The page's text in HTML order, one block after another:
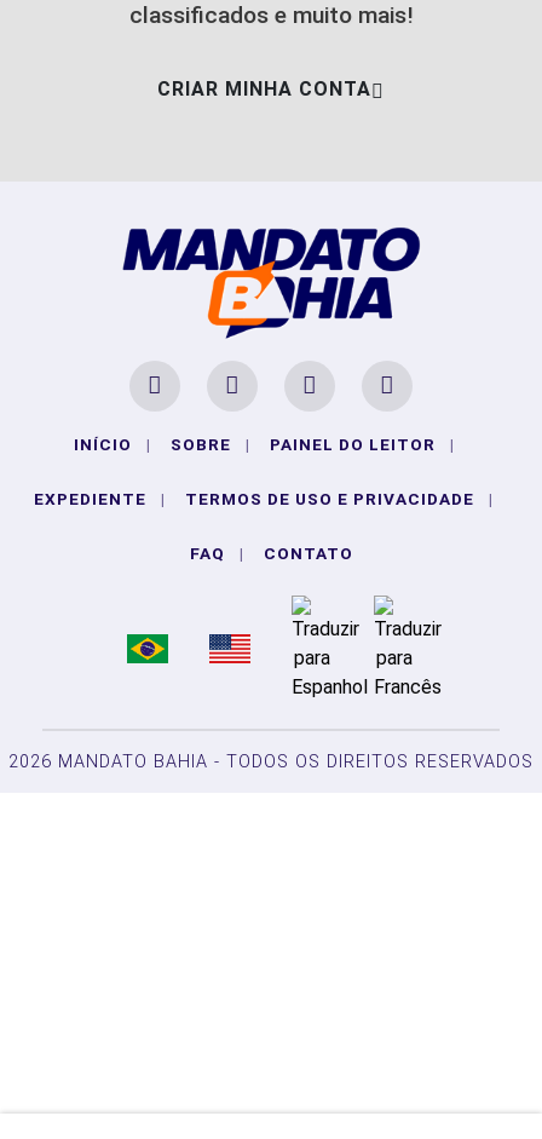
classificados e muito mais!
CRIAR MINHA CONTA
INÍCIO | SOBRE | PAINEL DO LEITOR |
EXPEDIENTE | TERMOS DE USO E PRIVACIDADE |
FAQ | CONTATO
2026 MANDATO BAHIA - TODOS OS DIREITOS RESERVADOS